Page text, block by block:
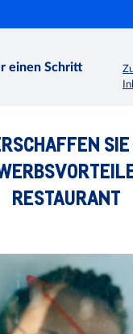
einen Schritt
SIE
RESTAURANT